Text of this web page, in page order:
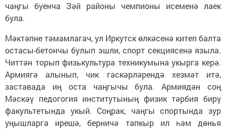
чаңгы буенча Зәй районы чемпионы исеменә лаек
була.
Мәктәпне тәмамлагач, ул Иркутск өлкәсенә китеп балта
остасы-бетончы булып эшли, спорт секциясенә языла.
Читтән торып физькультура техникумына укырга керә.
Армиягә алынып, чик гаскәрләрендә хезмәт итә,
заставада иң оста чаңгычы була. Армиядән соң
Мәскәү педогогия институтының физик тәрбия бирү
факультетында укый. Соңрак, чаңгы спортында зур
уңышларга ирешә, берничә тапкыр ил һәм дөнья